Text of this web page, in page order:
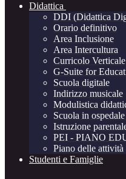
Didattica
DDI (Didattica
Orario definitivo
Area Inclusione
Area Intercultura
Curricolo Verticale
G-Suite for
Scuola digitale
Indirizzo musicale
Modulistica
Scuola in
Istruzione
PEI - PIANO
Piano delle attività
Studenti e Famiglie